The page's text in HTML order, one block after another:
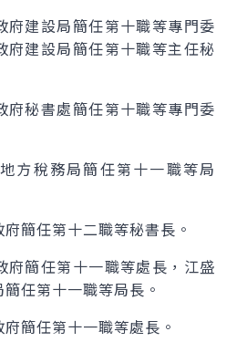
府建設局簡任第十職等專門委
府建設局簡任第十職等主任秘
府秘書處簡任第十職等專門委
方稅務局簡任第十一職等局
簡任第十二職等秘書長。
府簡任第十一職等處長，江盛
任第十一職等局長。
簡任第十一職等處長。